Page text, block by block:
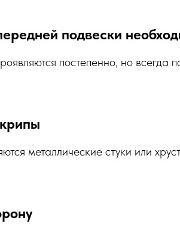
подвески
постепенно, но
металлические стуки или